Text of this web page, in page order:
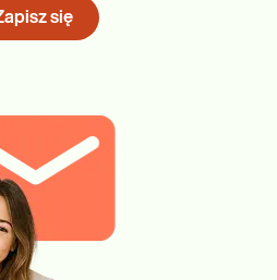
się